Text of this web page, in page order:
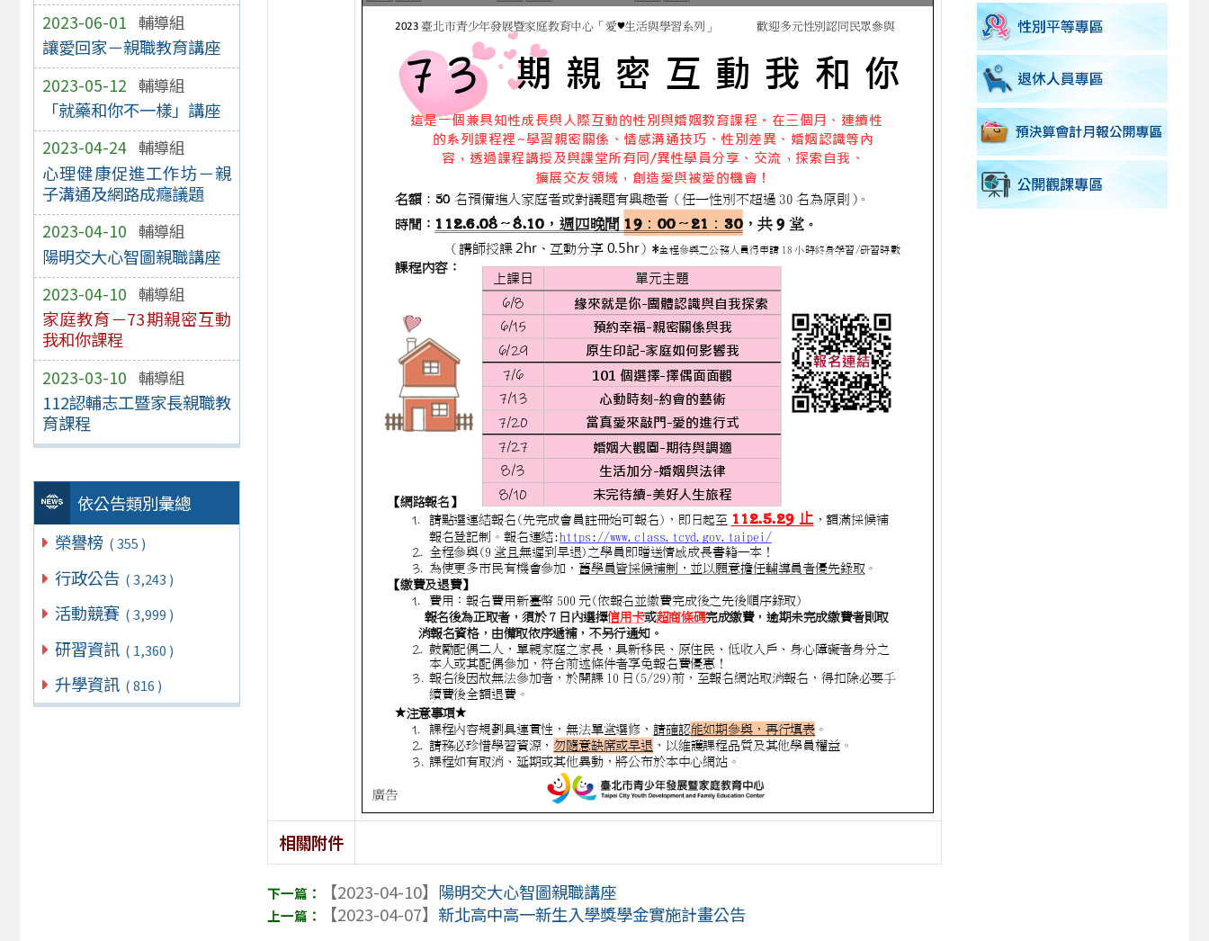
2023-06-01 輔導組
讓愛回家－親職教育講座
2023-05-12 輔導組
「就藥和你不一樣」講座
2023-04-24 輔導組
心理健康促進工作坊－親
子溝通及網路成癮議題
2023-04-10 輔導組
陽明交大心智圖親職講座
2023-04-10 輔導組
家庭教育－73期親密互動
我和你課程
2023-03-10 輔導組
112認輔志工暨家長親職教
育課程
依公告類別彙總
榮譽榜 ( 355 )
行政公告 ( 3,243 )
活動競賽 ( 3,999 )
研習資訊 ( 1,360 )
升學資訊 ( 816 )
相關附件
【2023-04-10】 陽明交大心智圖親職講座
【2023-04-07】 新北高中高一新生入學獎學金實施計畫公告